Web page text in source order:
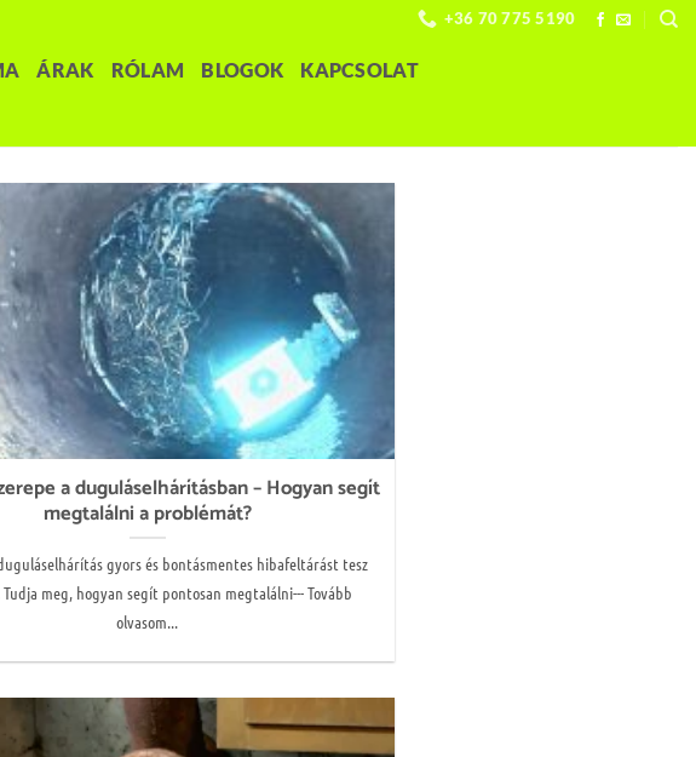
+36 70 775 5190
ÁRAK RÓLAM BLOGOK
KAPCSOLAT
a duguláselhárításban – Hogyan segít
megtalálni a problémát?
gyors és bontásmentes hibafeltárást tesz
meg, hogyan segít pontosan megtalálni--- Tovább
olvasom...